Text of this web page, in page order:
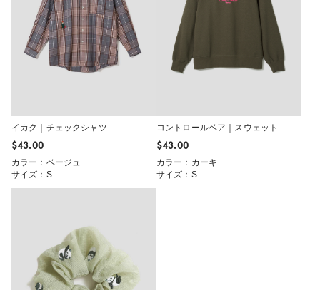
イカク｜チェックシャツ
$‌43.00
カラー：ベージュ
サイズ：S
コントロールベア｜スウェット
$‌43.00
カラー：カーキ
サイズ：S